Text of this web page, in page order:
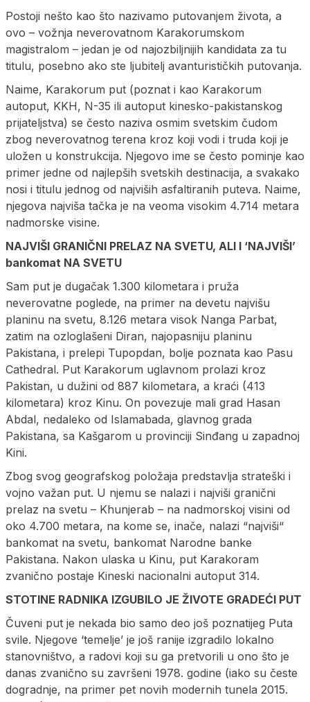
Postoji nešto kao što nazivamo putovanjem života, a
ovo – vožnja neverovatnom Karakorumskom
magistralom – jedan je od najozbiljnijih kandidata za tu
titulu, posebno ako ste ljubitelj avanturističkih putovanja.
Naime, Karakorum put (poznat i kao Karakorum
autoput, KKH, N-35 ili autoput kinesko-pakistanskog
prijateljstva) se često naziva osmim svetskim čudom
zbog neverovatnog terena kroz koji vodi i truda koji je
uložen u konstrukcija. Njegovo ime se često pominje kao
primer jedne od najlepših svetskih destinacija, a svakako
nosi i titulu jednog od najviših asfaltiranih puteva. Naime,
njegova najviša tačka je na veoma visokim 4.714 metara
nadmorske visine.
NAJVIŠI GRANIČNI PRELAZ NA SVETU, ALI I ‘NAJVIŠI’
bankomat NA SVETU
Sam put je dugačak 1.300 kilometara i pruža
neverovatne poglede, na primer na devetu najvišu
planinu na svetu, 8.126 metara visok Nanga Parbat,
zatim na ozloglašeni Diran, najopasniju planinu
Pakistana, i prelepi Tupopdan, bolje poznata kao Pasu
Cathedral. Put Karakorum uglavnom prolazi kroz
Pakistan, u dužini od 887 kilometara, a kraći (413
kilometara) kroz Kinu. On povezuje mali grad Hasan
Abdal, nedaleko od Islamabada, glavnog grada
Pakistana, sa Kašgarom u provinciji Sinđang u zapadnoj
Kini.
Zbog svog geografskog položaja predstavlja strateški i
vojno važan put. U njemu se nalazi i najviši granični
prelaz na svetu – Khunjerab – na nadmorskoj visini od
oko 4.700 metara, na kome se, inače, nalazi “najviši“
bankomat na svetu, bankomat Narodne banke
Pakistana. Nakon ulaska u Kinu, put Karakoram
zvanično postaje Kineski nacionalni autoput 314.
STOTINE RADNIKA IZGUBILO JE ŽIVOTE GRADEĆI PUT
Čuveni put je nekada bio samo deo još poznatijeg Puta
svile. Njegove ‘temelje’ je još ranije izgradilo lokalno
stanovništvo, a radovi koji su ga pretvorili u ono što je
danas zvanično su završeni 1978. godine (iako su česte
dogradnje, na primer pet novih modernih tunela 2015.